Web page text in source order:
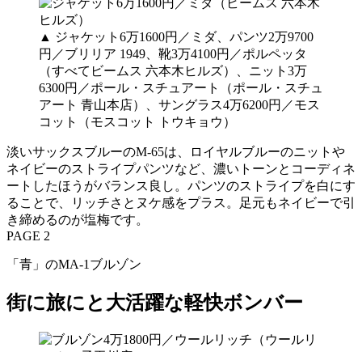
▲ ジャケット6万1600円／ミダ、パンツ2万9700
円／ブリリア 1949、靴3万4100円／ポルペッタ
（すべてビームス 六本木ヒルズ）、ニット3万
6300円／ポール・スチュアート（ポール・スチュ
アート 青山本店）、サングラス4万6200円／モス
コット（モスコット トウキョウ）
淡いサックスブルーのM-65は、ロイヤルブルーのニットや
ネイビーのストライプパンツなど、濃いトーンとコーディネ
ートしたほうがバランス良し。パンツのストライプを白にす
ることで、リッチさとヌケ感をプラス。足元もネイビーで引
き締めるのが塩梅です。
PAGE 2
「青」のMA-1ブルゾン
街に旅にと大活躍な軽快ボンバー